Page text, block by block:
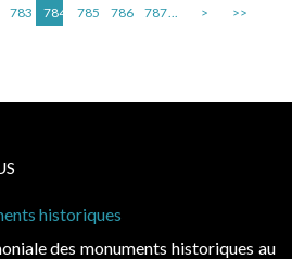
783 784 785 786 787... > >>
historiques
des monuments historiques au